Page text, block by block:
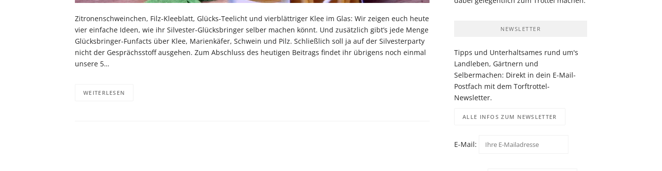
Zitronenschweinchen, Filz-Kleeblatt, Glücks-Teelicht und vierblättriger Klee im Glas: Wir zeigen euch heute
vier einfache Ideen, wie ihr Silvester-Glücksbringer selber machen könnt. Und zusätzlich gibt’s jede Menge
Glücksbringer-Funfacts über Klee, Marienkäfer, Schwein und Pilz. Schließlich soll ja auf der Silvesterparty
nicht der Gesprächsstoff ausgehen. Zum Abschluss des heutigen Beitrags findet ihr übrigens noch einmal
unsere 5…
WEITERLESEN
NEWSLETTER
Tipps und Unterhaltsames rund um's
Landleben, Gärtnern und
Selbermachen: Direkt in dein E-Mail-
Postfach mit dem Torftrottel-
Newsletter.
ALLE INFOS ZUM NEWSLETTER
E-Mail: